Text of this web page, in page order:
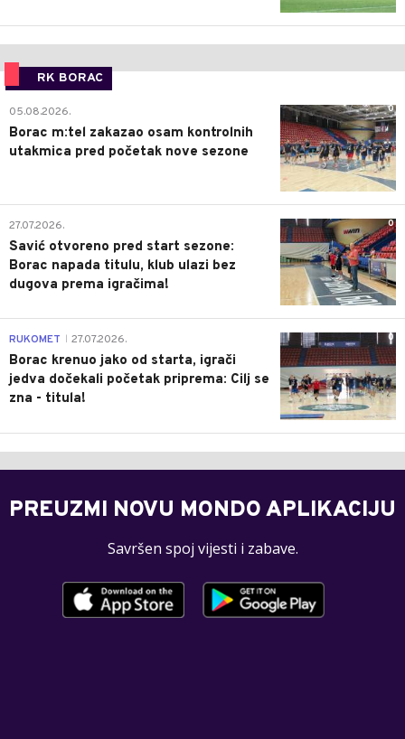
RK BORAC
0
05.08.2026.
Borac m:tel zakazao osam kontrolnih
utakmica pred početak nove sezone
0
27.07.2026.
Savić otvoreno pred start sezone:
Borac napada titulu, klub ulazi bez
dugova prema igračima!
0
RUKOMET 27.07.2026.
Borac krenuo jako od starta, igrači
jedva dočekali početak priprema: Cilj se
zna - titula!
PREUZMI NOVU MONDO APLIKACIJU
Savršen spoj vijesti i zabave.